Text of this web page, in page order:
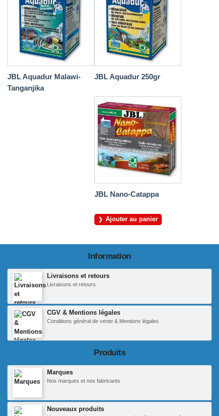
JBL Aquadur Malawi-
Tanganjika
JBL Aquadur 250gr
JBL Nano-Catappa
Ajouter au panier
Information
Livraisons et retours
Livraisons et retours
CGV & Mentions légales
Conditions général de vente & Mentions légales
Produits
Marques
Nos marques et nos fabricants
Nouveaux produits